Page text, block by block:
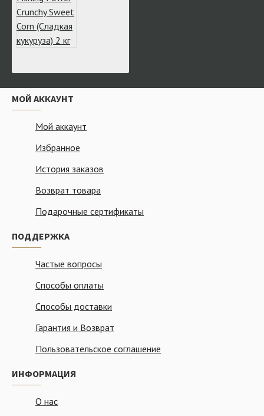
МОЙ АККАУНТ
Мой аккаунт
Избранное
История заказов
Возврат товара
Подарочные сертификаты
ПОДДЕРЖКА
Частые вопросы
Способы оплаты
Способы доставки
Гарантия и Возврат
Пользовательское соглашение
ИНФОРМАЦИЯ
О нас